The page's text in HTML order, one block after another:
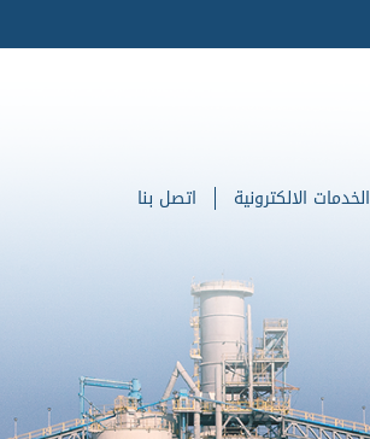
الخدمات الالكترونية اتصل بنا